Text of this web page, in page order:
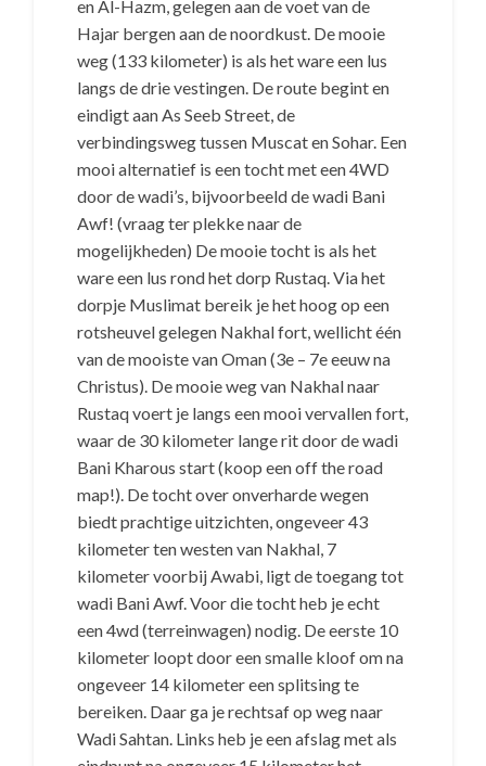
en Al-Hazm, gelegen aan de voet van de
Hajar bergen aan de noordkust. De mooie
weg (133 kilometer) is als het ware een lus
langs de drie vestingen. De route begint en
eindigt aan As Seeb Street, de
verbindingsweg tussen Muscat en Sohar. Een
mooi alternatief is een tocht met een 4WD
door de wadi’s, bijvoorbeeld de wadi Bani
Awf! (vraag ter plekke naar de
mogelijkheden) De mooie tocht is als het
ware een lus rond het dorp Rustaq. Via het
dorpje Muslimat bereik je het hoog op een
rotsheuvel gelegen Nakhal fort, wellicht één
van de mooiste van Oman (3e – 7e eeuw na
Christus). De mooie weg van Nakhal naar
Rustaq voert je langs een mooi vervallen fort,
waar de 30 kilometer lange rit door de wadi
Bani Kharous start (koop een off the road
map!). De tocht over onverharde wegen
biedt prachtige uitzichten, ongeveer 43
kilometer ten westen van Nakhal, 7
kilometer voorbij Awabi, ligt de toegang tot
wadi Bani Awf. Voor die tocht heb je echt
een 4wd (terreinwagen) nodig. De eerste 10
kilometer loopt door een smalle kloof om na
ongeveer 14 kilometer een splitsing te
bereiken. Daar ga je rechtsaf op weg naar
Wadi Sahtan. Links heb je een afslag met als